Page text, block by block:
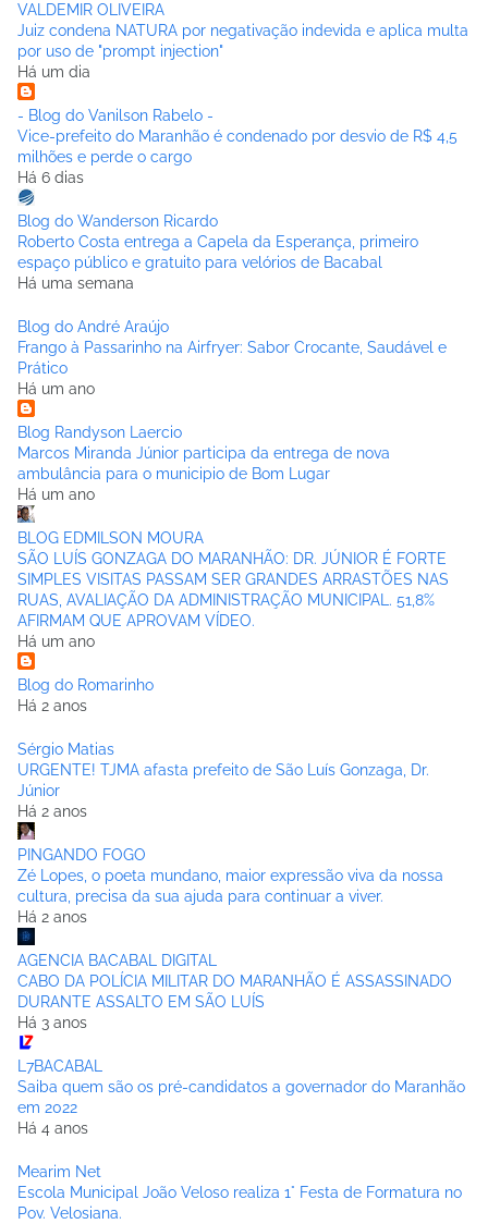
VALDEMIR OLIVEIRA
Juiz condena NATURA por negativação indevida e aplica multa
por uso de "prompt injection"
Há um dia
- Blog do Vanilson Rabelo -
Vice-prefeito do Maranhão é condenado por desvio de R$ 4,5
milhões e perde o cargo
Há 6 dias
Blog do Wanderson Ricardo
Roberto Costa entrega a Capela da Esperança, primeiro
espaço público e gratuito para velórios de Bacabal
Há uma semana
Blog do André Araújo
Frango à Passarinho na Airfryer: Sabor Crocante, Saudável e
Prático
Há um ano
Blog Randyson Laercio
Marcos Miranda Júnior participa da entrega de nova
ambulância para o municipio de Bom Lugar
Há um ano
BLOG EDMILSON MOURA
SÃO LUÍS GONZAGA DO MARANHÃO: DR. JÚNIOR É FORTE
SIMPLES VISITAS PASSAM SER GRANDES ARRASTÕES NAS
RUAS, AVALIAÇÃO DA ADMINISTRAÇÃO MUNICIPAL. 51,8%
AFIRMAM QUE APROVAM VÍDEO.
Há um ano
Blog do Romarinho
Há 2 anos
Sérgio Matias
URGENTE! TJMA afasta prefeito de São Luís Gonzaga, Dr.
Júnior
Há 2 anos
PINGANDO FOGO
Zé Lopes, o poeta mundano, maior expressão viva da nossa
cultura, precisa da sua ajuda para continuar a viver.
Há 2 anos
AGENCIA BACABAL DIGITAL
CABO DA POLÍCIA MILITAR DO MARANHÃO É ASSASSINADO
DURANTE ASSALTO EM SÃO LUÍS
Há 3 anos
L7BACABAL
Saiba quem são os pré-candidatos a governador do Maranhão
em 2022
Há 4 anos
Mearim Net
Escola Municipal João Veloso realiza 1° Festa de Formatura no
Pov. Velosiana.